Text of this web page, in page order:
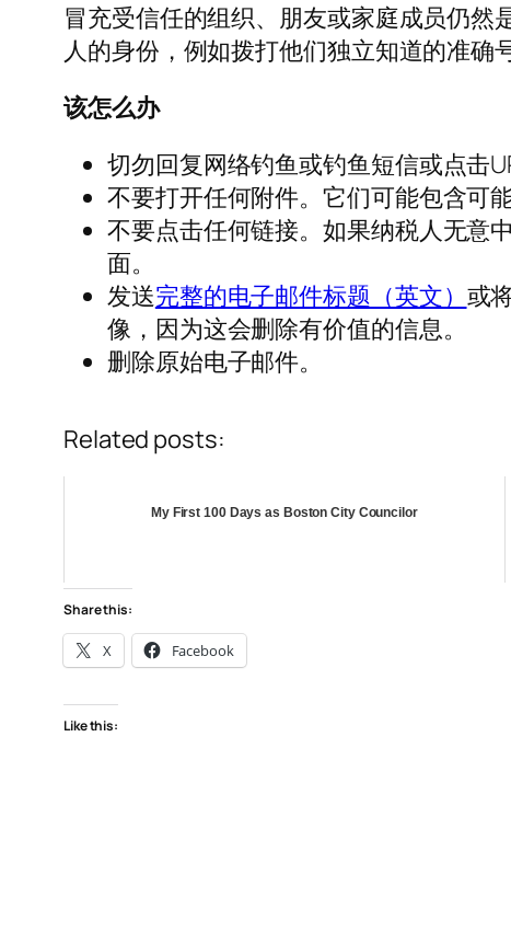
冒充受信任的组织、朋友或家庭成员仍
人的身份，例如拨打他们独立知道的准确
该怎么办
切勿回复网络钓鱼或钓鱼短信或点击
不要打开任何附件。它们可能包含可
不要点击任何链接。如果纳税人无意
面。
发送完整的电子邮件标题（英文） 或
像，因为这会删除有价值的信息。
删除原始电子邮件。
Related posts:
My First 100 Days as Boston City Councilor
Share this:
X Facebook
Like this: